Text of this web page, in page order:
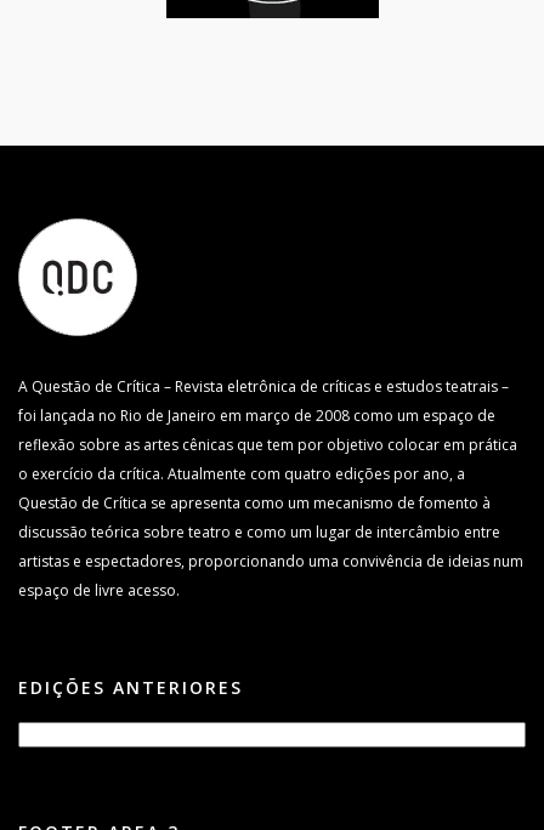
A Questão de Crítica – Revista eletrônica de críticas e estudos teatrais –
foi lançada no Rio de Janeiro em março de 2008 como um espaço de
reflexão sobre as artes cênicas que tem por objetivo colocar em prática
o exercício da crítica. Atualmente com quatro edições por ano, a
Questão de Crítica se apresenta como um mecanismo de fomento à
discussão teórica sobre teatro e como um lugar de intercâmbio entre
artistas e espectadores, proporcionando uma convivência de ideias num
espaço de livre acesso.
EDIÇÕES ANTERIORES